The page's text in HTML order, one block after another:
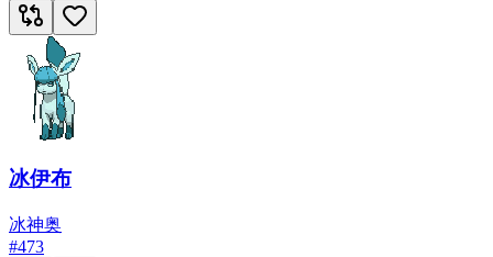
冰伊布
冰神奥
#473